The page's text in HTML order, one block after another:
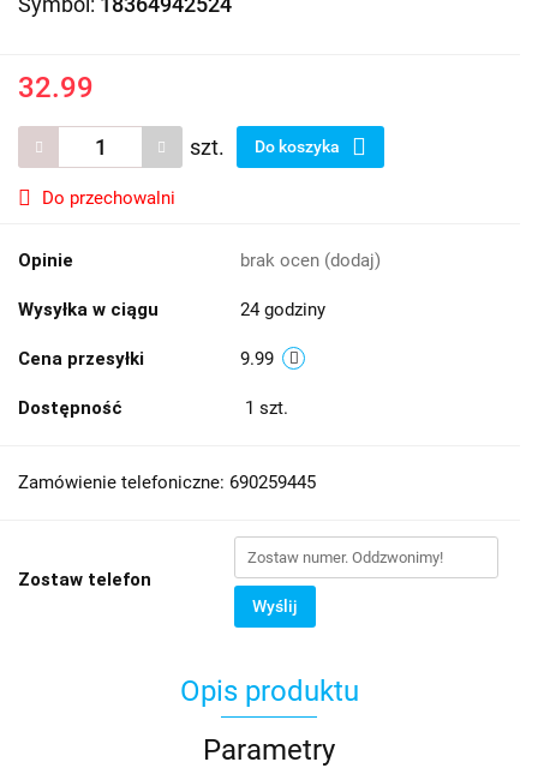
32.99
szt. Do koszyka
Do przechowalni
Opinie brak ocen (dodaj)
Wysyłka w ciągu 24 godziny
Cena przesyłki 9.99
Dostępność 1 szt.
Zamówienie telefoniczne: 690259445
Zostaw telefon
Wyślij
Opis produktu
Parametry